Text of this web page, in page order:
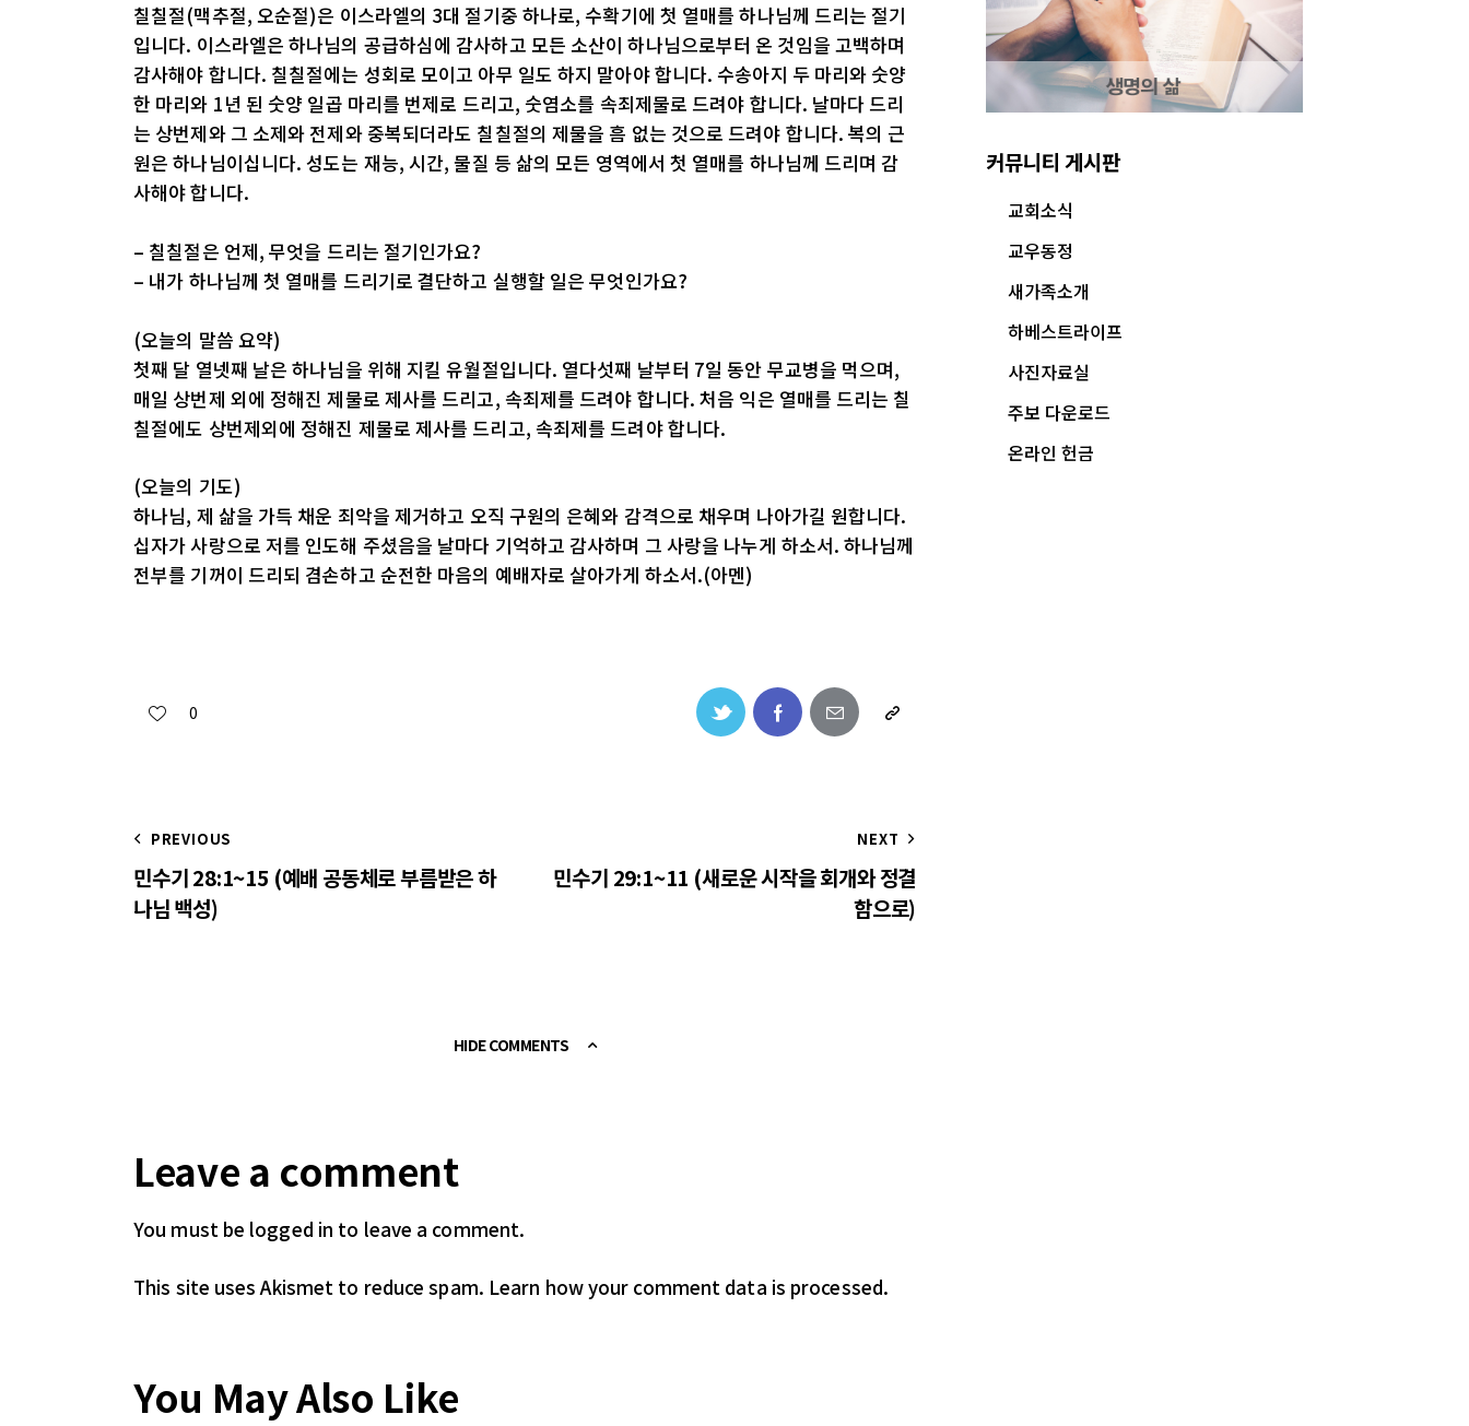
칠칠절(맥추절, 오순절)은 이스라엘의 3대 절기중 하나로, 수확기에 첫 열매를 하나님께 드리는 절기
입니다. 이스라엘은 하나님의 공급하심에 감사하고 모든 소산이 하나님으로부터 온 것임을 고백하며
감사해야 합니다. 칠칠절에는 성회로 모이고 아무 일도 하지 말아야 합니다. 수송아지 두 마리와 숫양
한 마리와 1년 된 숫양 일곱 마리를 번제로 드리고, 숫염소를 속죄제물로 드려야 합니다. 날마다 드리
는 상번제와 그 소제와 전제와 중복되더라도 칠칠절의 제물을 흠 없는 것으로 드려야 합니다. 복의 근
원은 하나님이십니다. 성도는 재능, 시간, 물질 등 삶의 모든 영역에서 첫 열매를 하나님께 드리며 감
사해야 합니다.
– 칠칠절은 언제, 무엇을 드리는 절기인가요?
– 내가 하나님께 첫 열매를 드리기로 결단하고 실행할 일은 무엇인가요?
(오늘의 말씀 요약)
첫째 달 열넷째 날은 하나님을 위해 지킬 유월절입니다. 열다섯째 날부터 7일 동안 무교병을 먹으며,
매일 상번제 외에 정해진 제물로 제사를 드리고, 속죄제를 드려야 합니다. 처음 익은 열매를 드리는 칠
칠절에도 상번제외에 정해진 제물로 제사를 드리고, 속죄제를 드려야 합니다.
(오늘의 기도)
하나님, 제 삶을 가득 채운 죄악을 제거하고 오직 구원의 은혜와 감격으로 채우며 나아가길 원합니다.
십자가 사랑으로 저를 인도해 주셨음을 날마다 기억하고 감사하며 그 사랑을 나누게 하소서. 하나님께
전부를 기꺼이 드리되 겸손하고 순전한 마음의 예배자로 살아가게 하소서.(아멘)
0
PREVIOUS
민수기 28:1~15 (예배 공동체로 부름받은 하
나님 백성)
NEXT
민수기 29:1~11 (새로운 시작을 회개와 정결
함으로)
HIDE COMMENTS
Leave a comment
You must be logged in to leave a comment.
This site uses Akismet to reduce spam. Learn how your comment data is processed.
You May Also Like
커뮤니티 게시판
교회소식
교우동정
새가족소개
하베스트라이프
사진자료실
주보 다운로드
온라인 헌금